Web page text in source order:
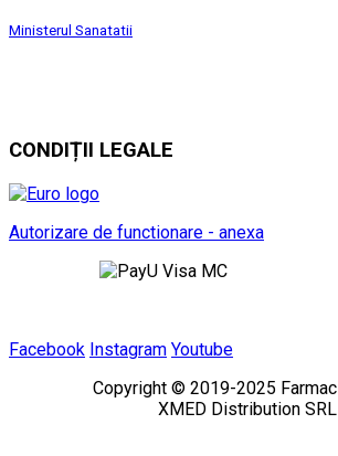
Ministerul Sanatatii
CONDIȚII LEGALE
Autorizare de functionare - anexa
Facebook Instagram Youtube
Copyright © 2019-2025
XMED Distribution SRL